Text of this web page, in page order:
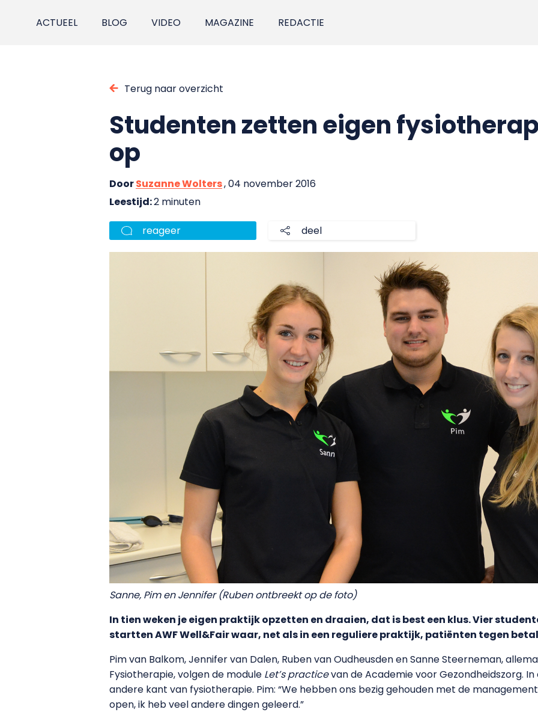
ACTUEEL BLOG VIDEO MAGAZINE REDACTIE
Terug naar overzicht
Studenten zetten eigen
op
DoorSuzanne Wolters, 04 november 2016
Leestijd:2 minuten
reageer deel
Sanne, Pim en Jennifer (Ruben ontbreekt op de foto)
In tien weken je eigen praktijk opzetten en draaien, dat is best een klus. Vier
startten AWF Well&Fair waar, net als in een reguliere praktijk, patiënten tegen
Pim van Balkom, Jennifer van Dalen, Ruben van Oudheusden en Sanne Steerneman,
Fysiotherapie, volgen de module Let’s practicevan de Academie voor Gezondheidszorg.
andere kant van fysiotherapie. Pim: “We hebben ons bezig gehouden met de
open, ik heb veel andere dingen geleerd.”